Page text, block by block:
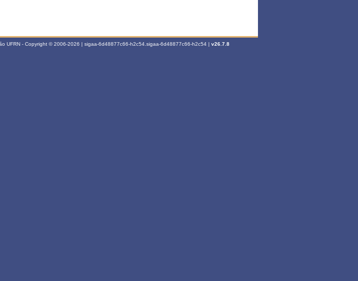
UFRN - Copyright © 2006-2026 | sigaa-6d48877c66-h2c54.sigaa-6d48877c66-h2c54 | v26.7.8